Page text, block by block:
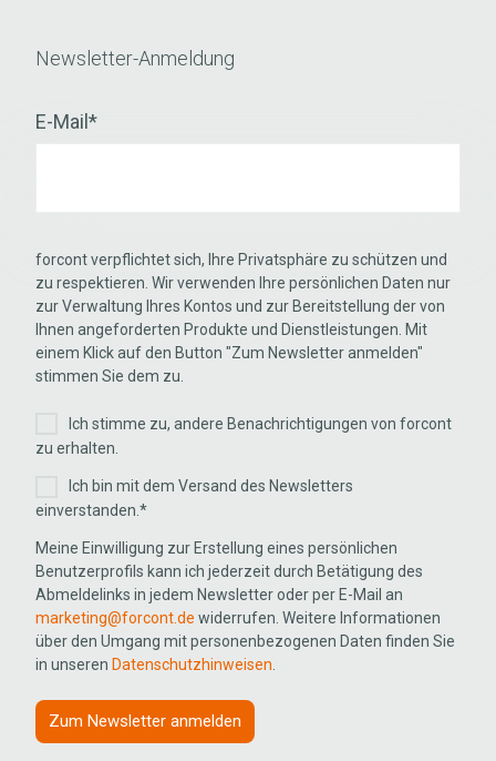
Linkedin
Xing
Youtube
Newsletter-Anmeldung
E-Mail *
forcont verpflichtet sich, Ihre Privatsphäre zu schützen und
zu respektieren. Wir verwenden Ihre persönlichen Daten nur
zur Verwaltung Ihres Kontos und zur Bereitstellung der von
Ihnen angeforderten Produkte und Dienstleistungen. Mit
einem Klick auf den Button "Zum Newsletter anmelden"
stimmen Sie dem zu.
Ich stimme zu, andere Benachrichtigungen von forcont
zu erhalten.
Ich bin mit dem Versand des Newsletters
einverstanden. *
Meine Einwilligung zur Erstellung eines persönlichen
Benutzerprofils kann ich jederzeit durch Betätigung des
Abmeldelinks in jedem Newsletter oder per E-Mail an
marketing@forcont.de widerrufen. Weitere Informationen
über den Umgang mit personenbezogenen Daten finden Sie
in unseren Datenschutzhinweisen